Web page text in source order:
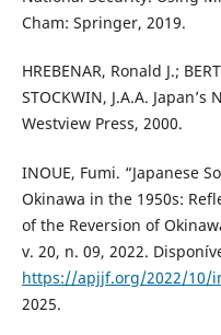
Cham: Springer, 2019.
HREBENAR, Ronald J.;
STOCKWIN, J.A.A.
Westview Press, 2000.
INOUE, Fumi. “Japanese
Okinawa in the 1950s:
of the Reversion of
v. 20, n. 09, 2022.
https://apjjf.org/2022/10/
2025.